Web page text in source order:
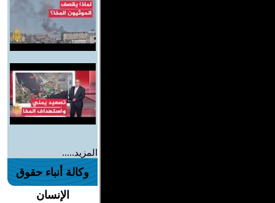
المزيد.....
وكالة أنباء حقوق
الإنسان